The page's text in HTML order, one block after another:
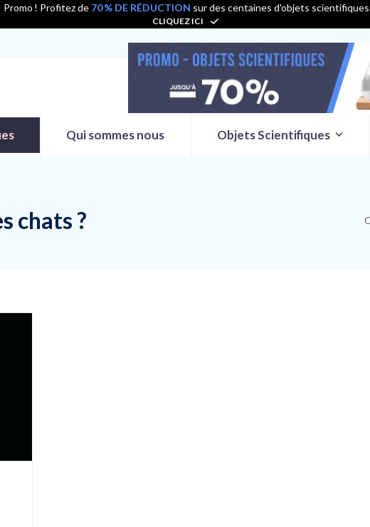
Promo ! Profitez de 70 % DE RÉDUCTION sur des centaines d'objets
CLIQUEZ ICI
Qui sommes nous Objets Scientifiques
chats ?